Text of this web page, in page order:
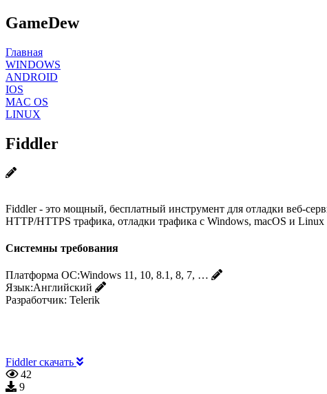
GameDew
Главная
WINDOWS
ANDROID
IOS
MAC OS
LINUX
Fiddler
Fiddler - это мощный, бесплатный инструмент для отладки веб-
HTTP/HTTPS трафика, отладки трафика с Windows, macOS и
Системны требования
Платформа ОС:Windows 11, 10, 8.1, 8, 7, …
Язык:Английский
Разработчик: Telerik
Fiddler скачать
42
9